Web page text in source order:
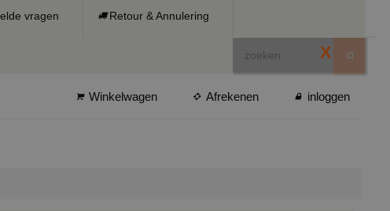
vragen Retour & Annulering
X
Winkelwagen Afrekenen inloggen